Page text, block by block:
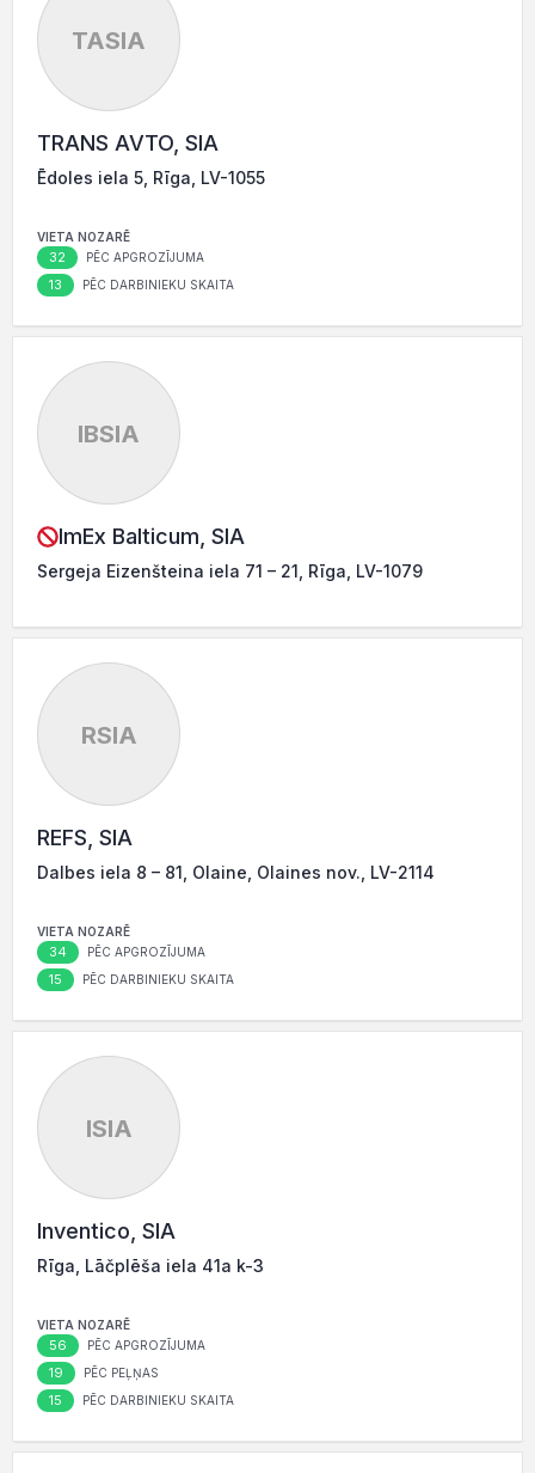
TASIA
TRANS AVTO, SIA
Ēdoles iela 5, Rīga, LV-1055
VIETA NOZARĒ
32 PĒC APGROZĪJUMA
13 PĒC DARBINIEKU SKAITA
IBSIA
ImEx Balticum, SIA
Sergeja Eizenšteina iela 71 – 21, Rīga, LV-1079
RSIA
REFS, SIA
Dalbes iela 8 – 81, Olaine, Olaines nov., LV-2114
VIETA NOZARĒ
34 PĒC APGROZĪJUMA
15 PĒC DARBINIEKU SKAITA
ISIA
Inventico, SIA
Rīga, Lāčplēša iela 41a k-3
VIETA NOZARĒ
56 PĒC APGROZĪJUMA
19 PĒC PEĻŅAS
15 PĒC DARBINIEKU SKAITA